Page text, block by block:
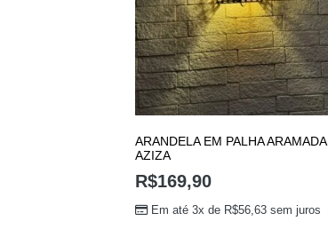
ARANDELA EM PALHA ARAMADA
AZIZA
R$169,90
Em até 3x de R$56,63 sem juros